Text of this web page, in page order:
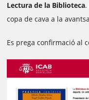
Lectura de la Biblioteca
copa de cava a la
Es prega confirmació al